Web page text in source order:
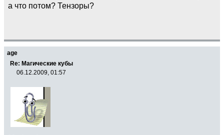
а что потом? Тензоры?
age
Re: Магические кубы
06.12.2009, 01:57